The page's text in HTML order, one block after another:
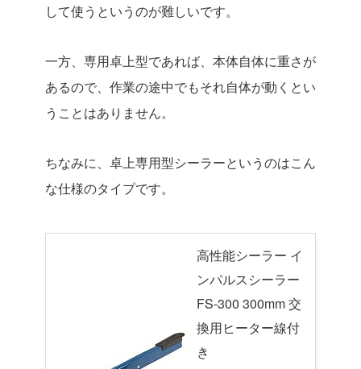
して使うというのが難しいです。
一方、専用卓上型であれば、本体自体に重さが
あるので、作業の途中でもそれ自体が動くとい
うことはありません。
ちなみに、卓上専用型シーラーというのはこん
な仕様のタイプです。
高性能シーラー イ
ンパルスシーラー
FS-300 300mm 交
換用ヒーター線付
き